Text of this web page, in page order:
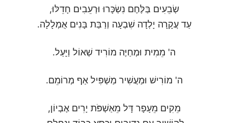
שְׂבֵעִים בַּלֶּחֶם נִשְׂכָּרוּ וּרְעֵבִים חָדֵלּוּ,
עַד עֲקָרָה יָלְדָה שִׁבְעָה וְרַבַּת בָּנִים אֻמְלָלָה.
ה' מֵמִית וּמְחַיֶּה מוֹרִיד שְׁאוֹל וַיָּעַל.
ה' מוֹרִישׁ וּמַעֲשִׁיר מַשְׁפִּיל אַף מְרוֹמֵם.
מֵקִים מֵעָפָר דָּל מֵאַשְׁפֹּת יָרִים אֶבְיוֹן,